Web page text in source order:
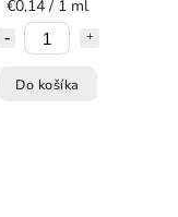
€0,14 / 1 ml
Do košíka